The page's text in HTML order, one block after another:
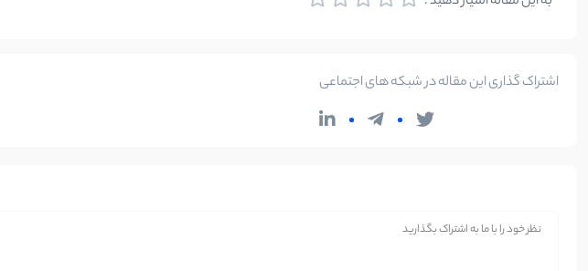
اشتراک گذاری این مقاله در شبکه های اجتماعی